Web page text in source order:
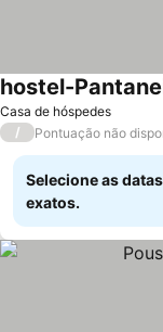
Casa de hóspedes
hostel-
/ Pontuação não
Selecione as
exatos.